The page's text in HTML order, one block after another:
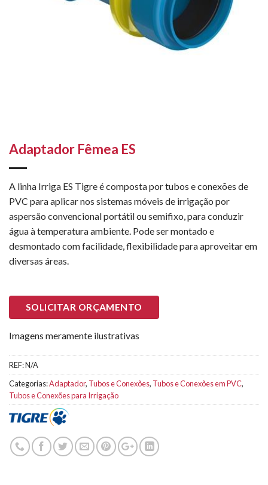
Adaptador Fêmea ES
A linha Irriga ES Tigre é composta por tubos e conexões de
PVC para aplicar nos sistemas móveis de irrigação por
aspersão convencional portátil ou semifixo, para conduzir
água à temperatura ambiente. Pode ser montado e
desmontado com facilidade, flexibilidade para aproveitar em
diversas áreas.
SOLICITAR ORÇAMENTO
Imagens meramente ilustrativas
REF:N/A
Categorias:Adaptador, Tubos e Conexões, Tubos e Conexões em PVC,
Tubos e Conexões para Irrigação